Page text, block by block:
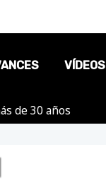
VÍDEOS
de 30 años